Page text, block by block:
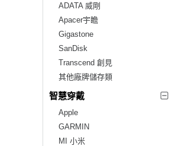
ADATA 威剛
Apacer宇瞻
Gigastone
SanDisk
Transcend 創見
其他廠牌儲存類
智慧穿戴
Apple
GARMIN
MI 小米